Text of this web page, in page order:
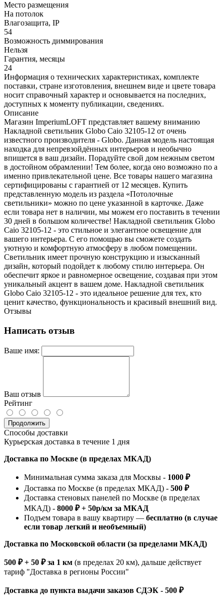
Место размещения
На потолок
Влагозащита, IP
54
Возможность диммирования
Нельзя
Гарантия, месяцы
24
Информация о технических характеристиках, комплекте
поставки, стране изготовления, внешнем виде и цвете товара
носит справочный характер и основывается на последних,
доступных к моменту публикации, сведениях.
Описание
Магазин ImperiumLOFT представляет вашему вниманию
Накладной светильник Globo Caio 32105-12 от очень
известного производителя - Globo. Данная модель настоящая
находка для непревзойдённых интерьеров и необычно
впишется в ваш дизайн. Порадуйте свой дом нежным светом
в достойном обрамлении! Тем более, когда оно возможно по а
именно привлекательной цене. Все товары нашего магазина
сертифицированы с гарантией от 12 месяцев. Купить
представленную модель из раздела «Потолочные
светильники» можно по цене указанной в карточке. Даже
если товара нет в наличии, мы можем его поставить в течении
30 дней в большом количестве! Накладной светильник Globo
Caio 32105-12 - это стильное и элегантное освещение для
вашего интерьера. С его помощью вы сможете создать
уютную и комфортную атмосферу в любом помещении.
Светильник имеет прочную конструкцию и изысканный
дизайн, который подойдет к любому стилю интерьера. Он
обеспечит яркое и равномерное освещение, создавая при этом
уникальный акцент в вашем доме. Накладной светильник
Globo Caio 32105-12 - это идеальное решение для тех, кто
ценит качество, функциональность и красивый внешний вид.
Отзывы
Написать отзыв
Ваше имя:
Ваш отзыв
Рейтинг
Продолжить
Способы доставки
Курьерская доставка в течение 1 дня
Доставка по Москве (в пределах МКАД)
Минимальная сумма заказа для Москвы - 1000 ₽
Доставка по Москве (в пределах МКАД) - 500 ₽
Доставка стеновых панелей по Москве (в пределах
МКАД) - 8000 ₽ + 50р/км за МКАД
Подъем товара в вашу квартиру — бесплатно (в случае
если товар легкий и необъемный)
Доставка по Московской области (за пределами МКАД)
500 ₽ + 50 ₽ за 1 км (в пределах 20 км), дальше действует
тариф "Доставка в регионы России"
Доставка до пункта выдачи заказов СДЭК - 500 ₽